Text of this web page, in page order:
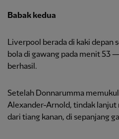
Babak kedua
Liverpool berada di kaki depan
bola di gawang pada menit 53
berhasil.
Setelah Donnarumma
Alexander-Arnold, tindak lanjut
dari tiang kanan, di sepanjang